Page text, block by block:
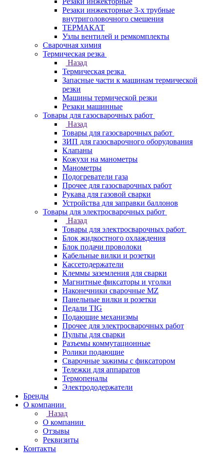
Резаки инжекторные 3-х трубные
внутриголовочного смешения
ТЕРМАКАТ
Узлы вентилей и ремкомплекты
Сварочная химия
Термическая резка
Назад
Термическая резка
Запасные части к машинам термической
резки
Машины термической резки
Резаки машинные
Товары для газосварочных работ
Назад
Товары для газосварочных работ
ЗИП для газосварочного оборудования
Клапаны
Кожухи на манометры
Манометры
Подогреватели газа
Прочее для газосварочных работ
Рукава для газовой сварки
Устройства для заправки баллонов
Товары для электросварочных работ
Назад
Товары для электросварочных работ
Блок жидкостного охлаждения
Блок подачи проволоки
Кабельные вилки и розетки
Кассетодержатели
Клеммы заземления для сварки
Магнитные фиксаторы и уголки
Наконечники сварочные MZ
Панельные вилки и розетки
Педали TIG
Подающие механизмы
Прочее для электросварочных работ
Пульты для сварки
Разъемы коммутационные
Ролики подающие
Сварочные зажимы с фиксатором
Тележки для аппаратов
Термопеналы
Электрододержатели
Бренды
О компании
Назад
О компании
Отзывы
Реквизиты
Контакты